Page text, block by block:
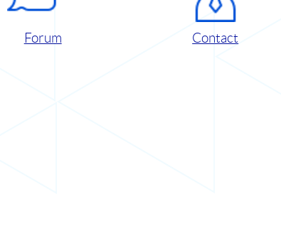
Forum Contact